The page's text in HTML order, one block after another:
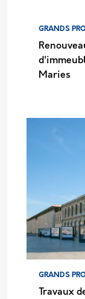
GRANDS
Maries
GRANDS
Travaux